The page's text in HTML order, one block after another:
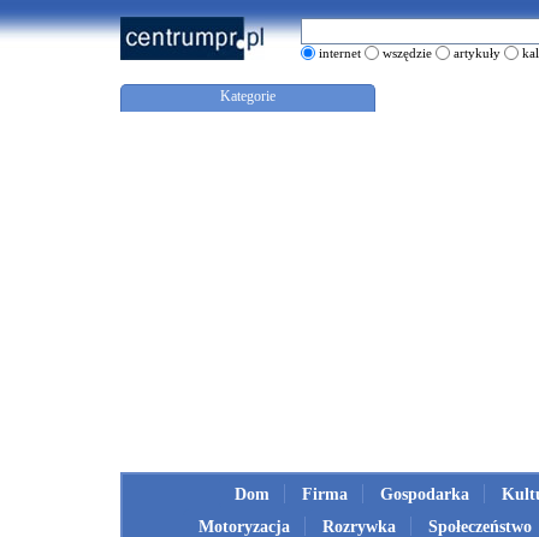
internet wszędzie artykuły
Kategorie
Dom Firma Gospodarka
Motoryzacja
Rozrywka Społeczeństwo